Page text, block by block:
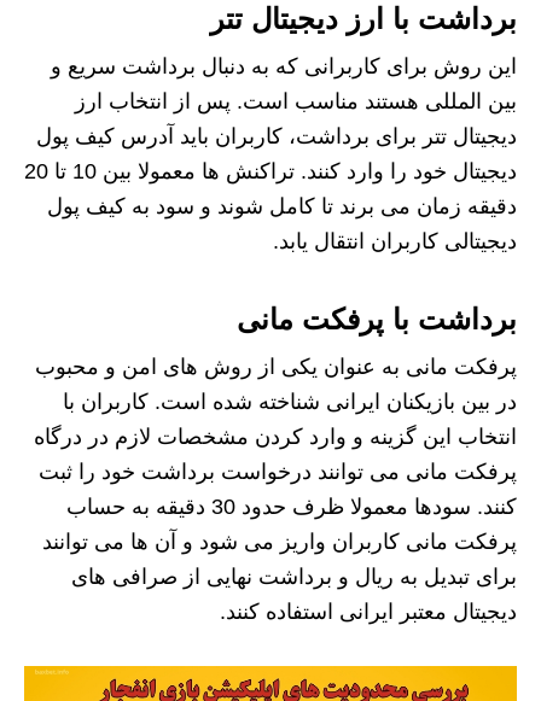
برداشت با ارز دیجیتال تتر
این روش برای کاربرانی که به دنبال برداشت سریع و
بین المللی هستند مناسب است. پس از انتخاب ارز
دیجیتال تتر برای برداشت، کاربران باید آدرس کیف پول
دیجیتال خود را وارد کنند. تراکنش ها معمولا بین 10 تا 20
دقیقه زمان می برند تا کامل شوند و سود به کیف پول
دیجیتالی کاربران انتقال یابد.
برداشت با پرفکت مانی
پرفکت مانی به عنوان یکی از روش های امن و محبوب
در بین بازیکنان ایرانی شناخته شده است. کاربران با
انتخاب این گزینه و وارد کردن مشخصات لازم در درگاه
پرفکت مانی می توانند درخواست برداشت خود را ثبت
کنند. سودها معمولا ظرف حدود 30 دقیقه به حساب
پرفکت مانی کاربران واریز می شود و آن ها می توانند
برای تبدیل به ریال و برداشت نهایی از صرافی های
دیجیتال معتبر ایرانی استفاده کنند.